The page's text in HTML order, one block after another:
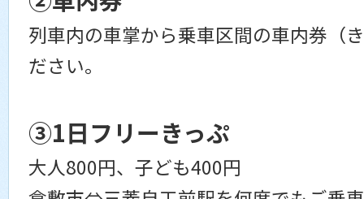
列車内の車掌から乗車区間の車内券（
ださい。
③1日フリーきっぷ
大人800円、子ども400円